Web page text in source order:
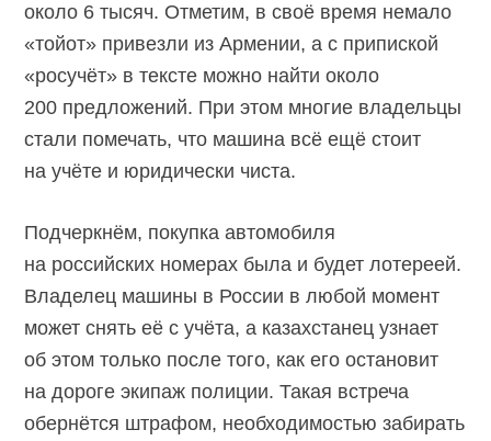
около 6 тысяч. Отметим, в своё время немало
«тойот» привезли из Армении, а с припиской
«росучёт» в тексте можно найти около
200 предложений. При этом многие владельцы
стали помечать, что машина всё ещё стоит
на учёте и юридически чиста.
Подчеркнём, покупка автомобиля
на российских номерах была и будет лотереей.
Владелец машины в России в любой момент
может снять её с учёта, а казахстанец узнает
об этом только после того, как его остановит
на дороге экипаж полиции. Такая встреча
обернётся штрафом, необходимостью забирать